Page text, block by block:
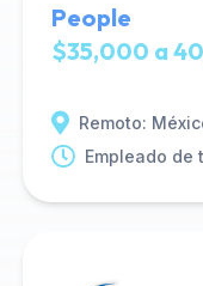
People
$35,000 a
Remoto:
Empleado de